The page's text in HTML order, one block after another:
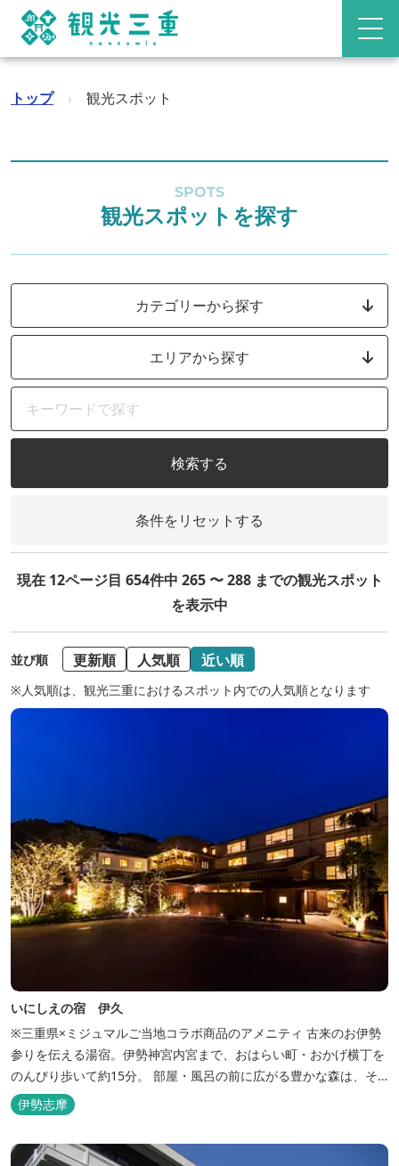
トップ › 観光スポット
SPOTS
観光スポットを探す
カテゴリーから探す
エリアから探す
検索する
条件をリセットする
現在 12ページ目 654件中 265 〜 288 までの観光スポット
を表示中
並び順 更新順 人気順 近い順
※人気順は、観光三重におけるスポット内での人気順となります
いにしえの宿 伊久
※三重県×ミジュマルご当地コラボ商品のアメニティ 古来のお伊勢
参りを伝える湯宿。伊勢神宮内宮まで、おはらい町・おかげ横丁を
のんびり歩いて約15分。 部屋・風呂の前に広がる豊かな森は、そ
のまま内宮の森へと連なっています。 お伊勢さんとつながってい
る・・そんな気持ちになる宿です。 館内には2つの大浴場と趣の異
なる３つの貸切露天風呂を楽しめます。
伊勢志摩